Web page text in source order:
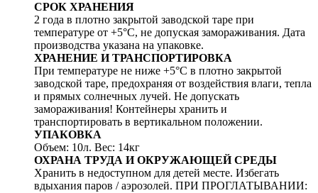
СРОК ХРАНЕНИЯ
2 года в плотно закрытой заводской таре при
температуре от +5°C, не допуская замораживания. Дата
производства указана на упаковке.
ХРАНЕНИЕ И ТРАНСПОРТИРОВКА
При температуре не ниже +5°C в плотно закрытой
заводской таре, предохраняя от воздействия влаги, тепла
и прямых солнечных лучей. Не допускать
замораживания! Контейнеры хранить и
транспортировать в вертикальном положении.
УПАКОВКА
Объем: 10л. Вес: 14кг
ОХРАНА ТРУДА И ОКРУЖАЮЩЕЙ СРЕДЫ
Хранить в недоступном для детей месте. Избегать
вдыхания паров / аэрозолей. ПРИ ПРОГЛАТЫВАНИИ: